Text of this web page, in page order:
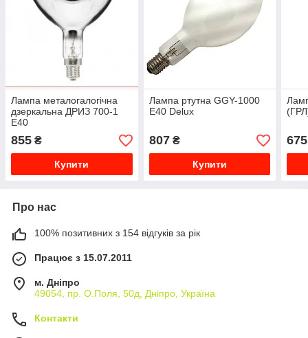
Лампа металогалогічна
дзеркальна ДРИЗ 700-1
Е40
855 ₴
Купити
Лампа ртутна GGY-1000
Е40 Delux
807₴
Купити
675
Про нас
100% позитивних з 154 відгуків за рік
Працює з 15.07.2011
м. Дніпро
49054, пр. О.Поля, 50д, Дніпро, Україна
Контакти